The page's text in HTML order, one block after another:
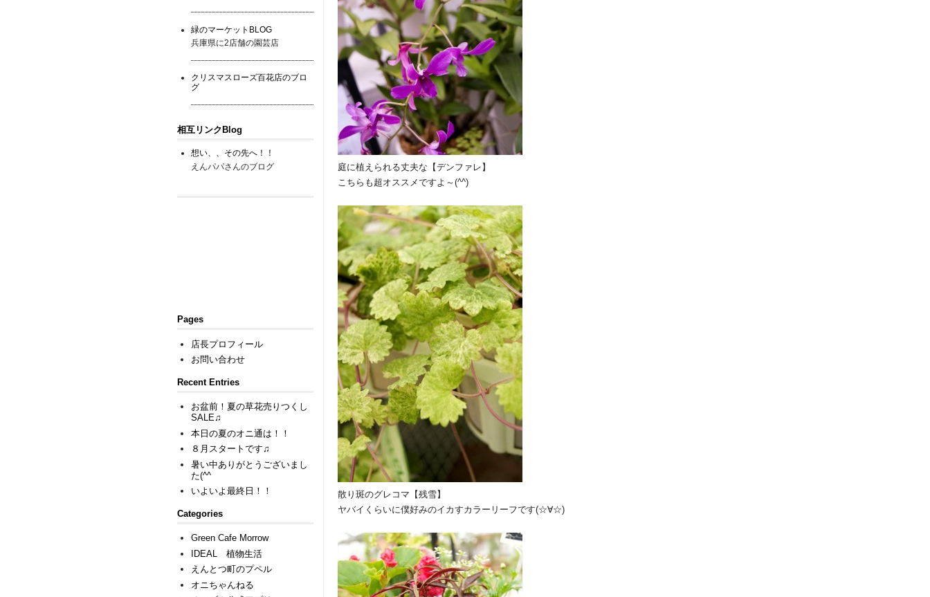
庭に植えられる丈夫な【デンファレ】
こちらも超オススメですよ～(^^)
散り斑のグレコマ【残雪】
ヤバイくらいに僕好みのイカすカラーリーフです(☆∀☆)
緑のマーケットBLOG
兵庫県に2店舗の園芸店
クリスマスローズ百花店のブロ
グ
相互リンクBlog
想い、、その先へ！！
えんパパさんのブログ
Pages
店長プロフィール
お問い合わせ
Recent Entries
お盆前！夏の草花売りつくし
SALE♫
本日の夏のオニ通は！！
８月スタートです♫
暑い中ありがとうございまし
た(^^ゞ
いよいよ最終日！！
Categories
Green Cafe Morrow
IDEAL 植物生活
えんとつ町のプペル
オニちゃんねる